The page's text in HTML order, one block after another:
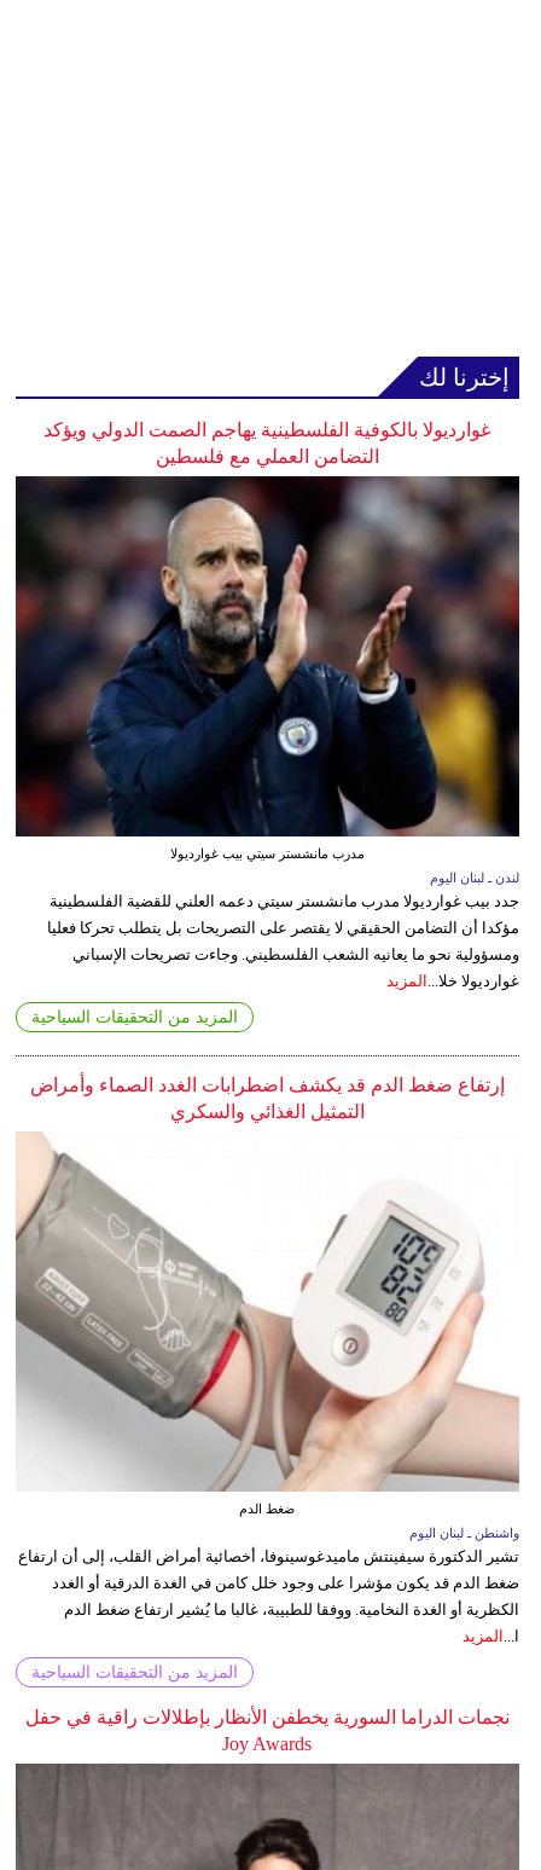
إخترنا لك
غوارديولا بالكوفية الفلسطينية يهاجم الصمت الدولي ويؤكد
التضامن العملي مع فلسطين
مدرب مانشستر سيتي بيب غوارديولا
لندن ـ لبنان اليوم
جدد بيب غوارديولا مدرب مانشستر سيتي دعمه العلني للقضية الفلسطينية
مؤكدا أن التضامن الحقيقي لا يقتصر على التصريحات بل يتطلب تحركا فعليا
ومسؤولية نحو ما يعانيه الشعب الفلسطيني. وجاءت تصريحات الإسباني
غوارديولا خلا...
المزيد
المزيد من التحقيقات السياحية
إرتفاع ضغط الدم قد يكشف اضطرابات الغدد الصماء وأمراض
التمثيل الغذائي والسكري
ضغط الدم
واشنطن ـ لبنان اليوم
تشير الدكتورة سيفينتش ماميدغوسينوفا، أخصائية أمراض القلب، إلى أن ارتفاع
ضغط الدم قد يكون مؤشرا على وجود خلل كامن في الغدة الدرقية أو الغدد
الكظرية أو الغدة النخامية. ووفقا للطبيبة، غالبا ما يُشير ارتفاع ضغط الدم
ا... المزيد
المزيد من التحقيقات السياحية
نجمات الدراما السورية يخطفن الأنظار بإطلالات راقية في حفل
Joy Awards